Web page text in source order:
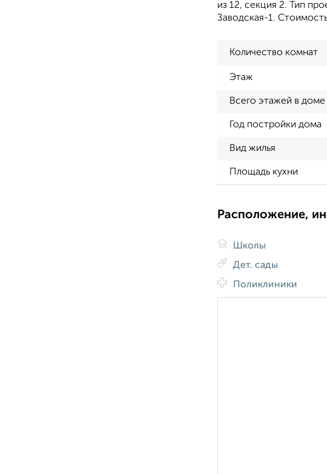
из 12, секция 2. Тип
Заводская-1.
Количество комнат
Этаж
Всего этажей в доме
Год постройки дома
Вид жилья
Площадь кухни
Расположение,
Школы
Дет. сады
Поликлиники